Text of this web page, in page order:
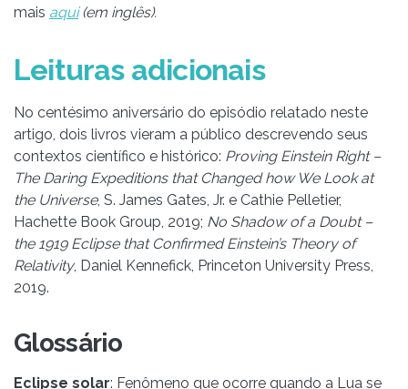
mais aqui(em inglês).
Leituras adicionais
No centésimo aniversário do episódio relatado neste
artigo, dois livros vieram a público descrevendo seus
contextos científico e histórico: Proving Einstein Right –
The Daring Expeditions that Changed how We Look at
the Universe, S. James Gates, Jr. e Cathie Pelletier,
Hachette Book Group, 2019; No Shadow of a Doubt –
the 1919 Eclipse that Confirmed Einstein’s Theory of
Relativity, Daniel Kennefick, Princeton University Press,
2019.
Glossário
Eclipse solar: Fenômeno que ocorre quando a Lua se